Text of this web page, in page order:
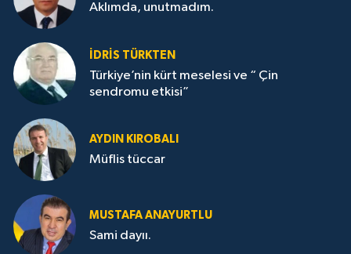
Aklımda, unutmadım.
İDRİS TÜRKTEN
Türkiye’nin kürt meselesi ve “ Çin
sendromu etkisi”
AYDIN KIROBALI
Müflis tüccar
MUSTAFA ANAYURTLU
Sami dayıı.